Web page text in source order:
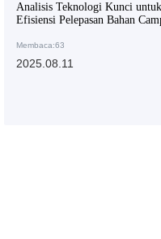
Analisis Teknologi Kunci
Efisiensi Pelepasan Bahan
Membaca:63
2025.08.11